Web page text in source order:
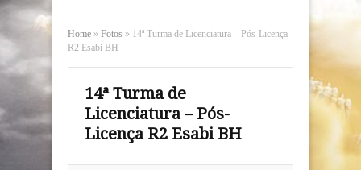
Home » Fotos » 14ª Turma de Licenciatura – Pós-Licença
R2 Esabi BH
14ª Turma de
Licenciatura – Pós-
Licença R2 Esabi BH